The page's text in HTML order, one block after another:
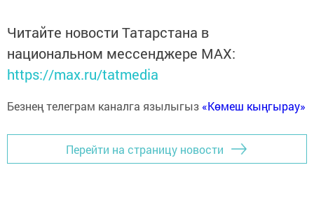
Читайте новости Татарстана в
национальном мессенджере MАХ:
https://max.ru/tatmedia
Безнең телеграм каналга язылыгыз «Көмеш кыңгырау»
Перейти на страницу новости